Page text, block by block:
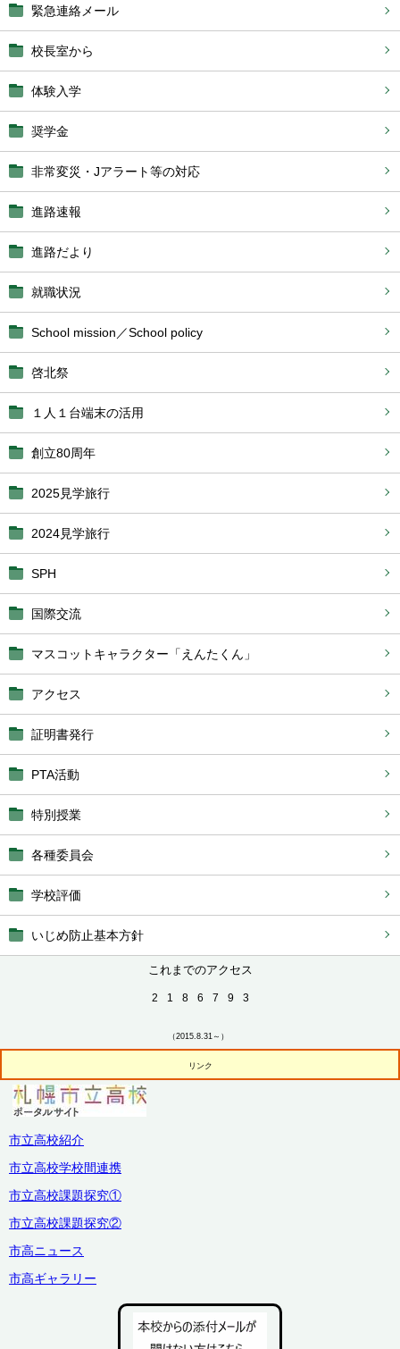
緊急連絡メール
校長室から
体験入学
奨学金
非常変災・Jアラート等の対応
進路速報
進路だより
就職状況
School mission／School policy
啓北祭
１人１台端末の活用
創立80周年
2025見学旅行
2024見学旅行
SPH
国際交流
マスコットキャラクター「えんたくん」
アクセス
証明書発行
PTA活動
特別授業
各種委員会
学校評価
いじめ防止基本方針
これまでのアクセス
2 1 8 6 7 9 3
（2015.8.31～）
リンク
市立高校紹介
市立高校学校間連携
市立高校課題探究①
市立高校課題探究②
市高ニュース
市高ギャラリー